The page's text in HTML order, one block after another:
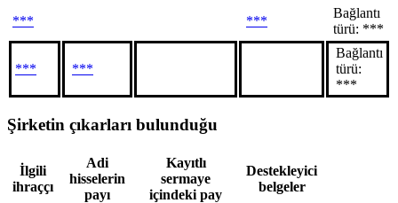
***
***
Bağlantı
türü: ***
*** ***
Bağlantı
türü:
***
Şirketin çıkarları bulunduğu
İlgili
ihraççı
Adi
hisselerin
payı
Kayıtlı
sermaye
içindeki pay
Destekleyici
belgeler